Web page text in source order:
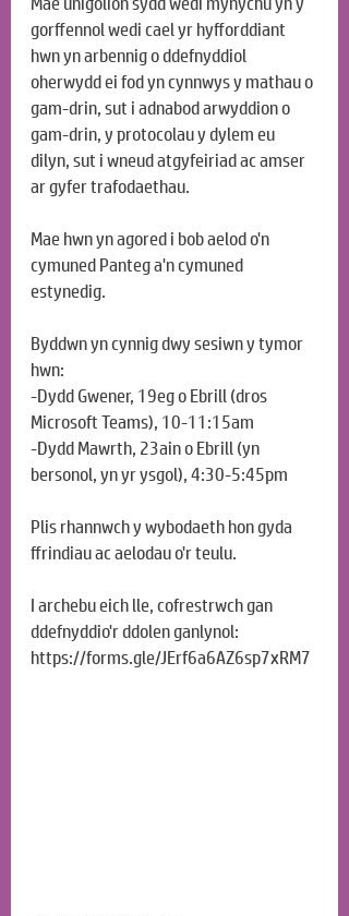
gorffennol wedi cael yr hyfforddiant
hwn yn arbennig o ddefnyddiol
oherwydd ei fod yn cynnwys y mathau o
gam-drin, sut i adnabod arwyddion o
gam-drin, y protocolau y dylem eu
dilyn, sut i wneud atgyfeiriad ac amser
ar gyfer trafodaethau.
Mae hwn yn agored i bob aelod o'n
cymuned Panteg a'n cymuned
estynedig.
Byddwn yn cynnig dwy sesiwn y tymor
hwn:
-Dydd Gwener, 19eg o Ebrill (dros
Microsoft Teams), 10-11:15am
-Dydd Mawrth, 23ain o Ebrill (yn
bersonol, yn yr ysgol), 4:30-5:45pm
Plis rhannwch y wybodaeth hon gyda
ffrindiau ac aelodau o'r teulu.
I archebu eich lle, cofrestrwch gan
ddefnyddio'r ddolen ganlynol:
https://forms.gle/JErf6a6AZ6sp7xRM7